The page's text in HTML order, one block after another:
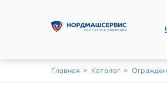
Главная > Каталог >